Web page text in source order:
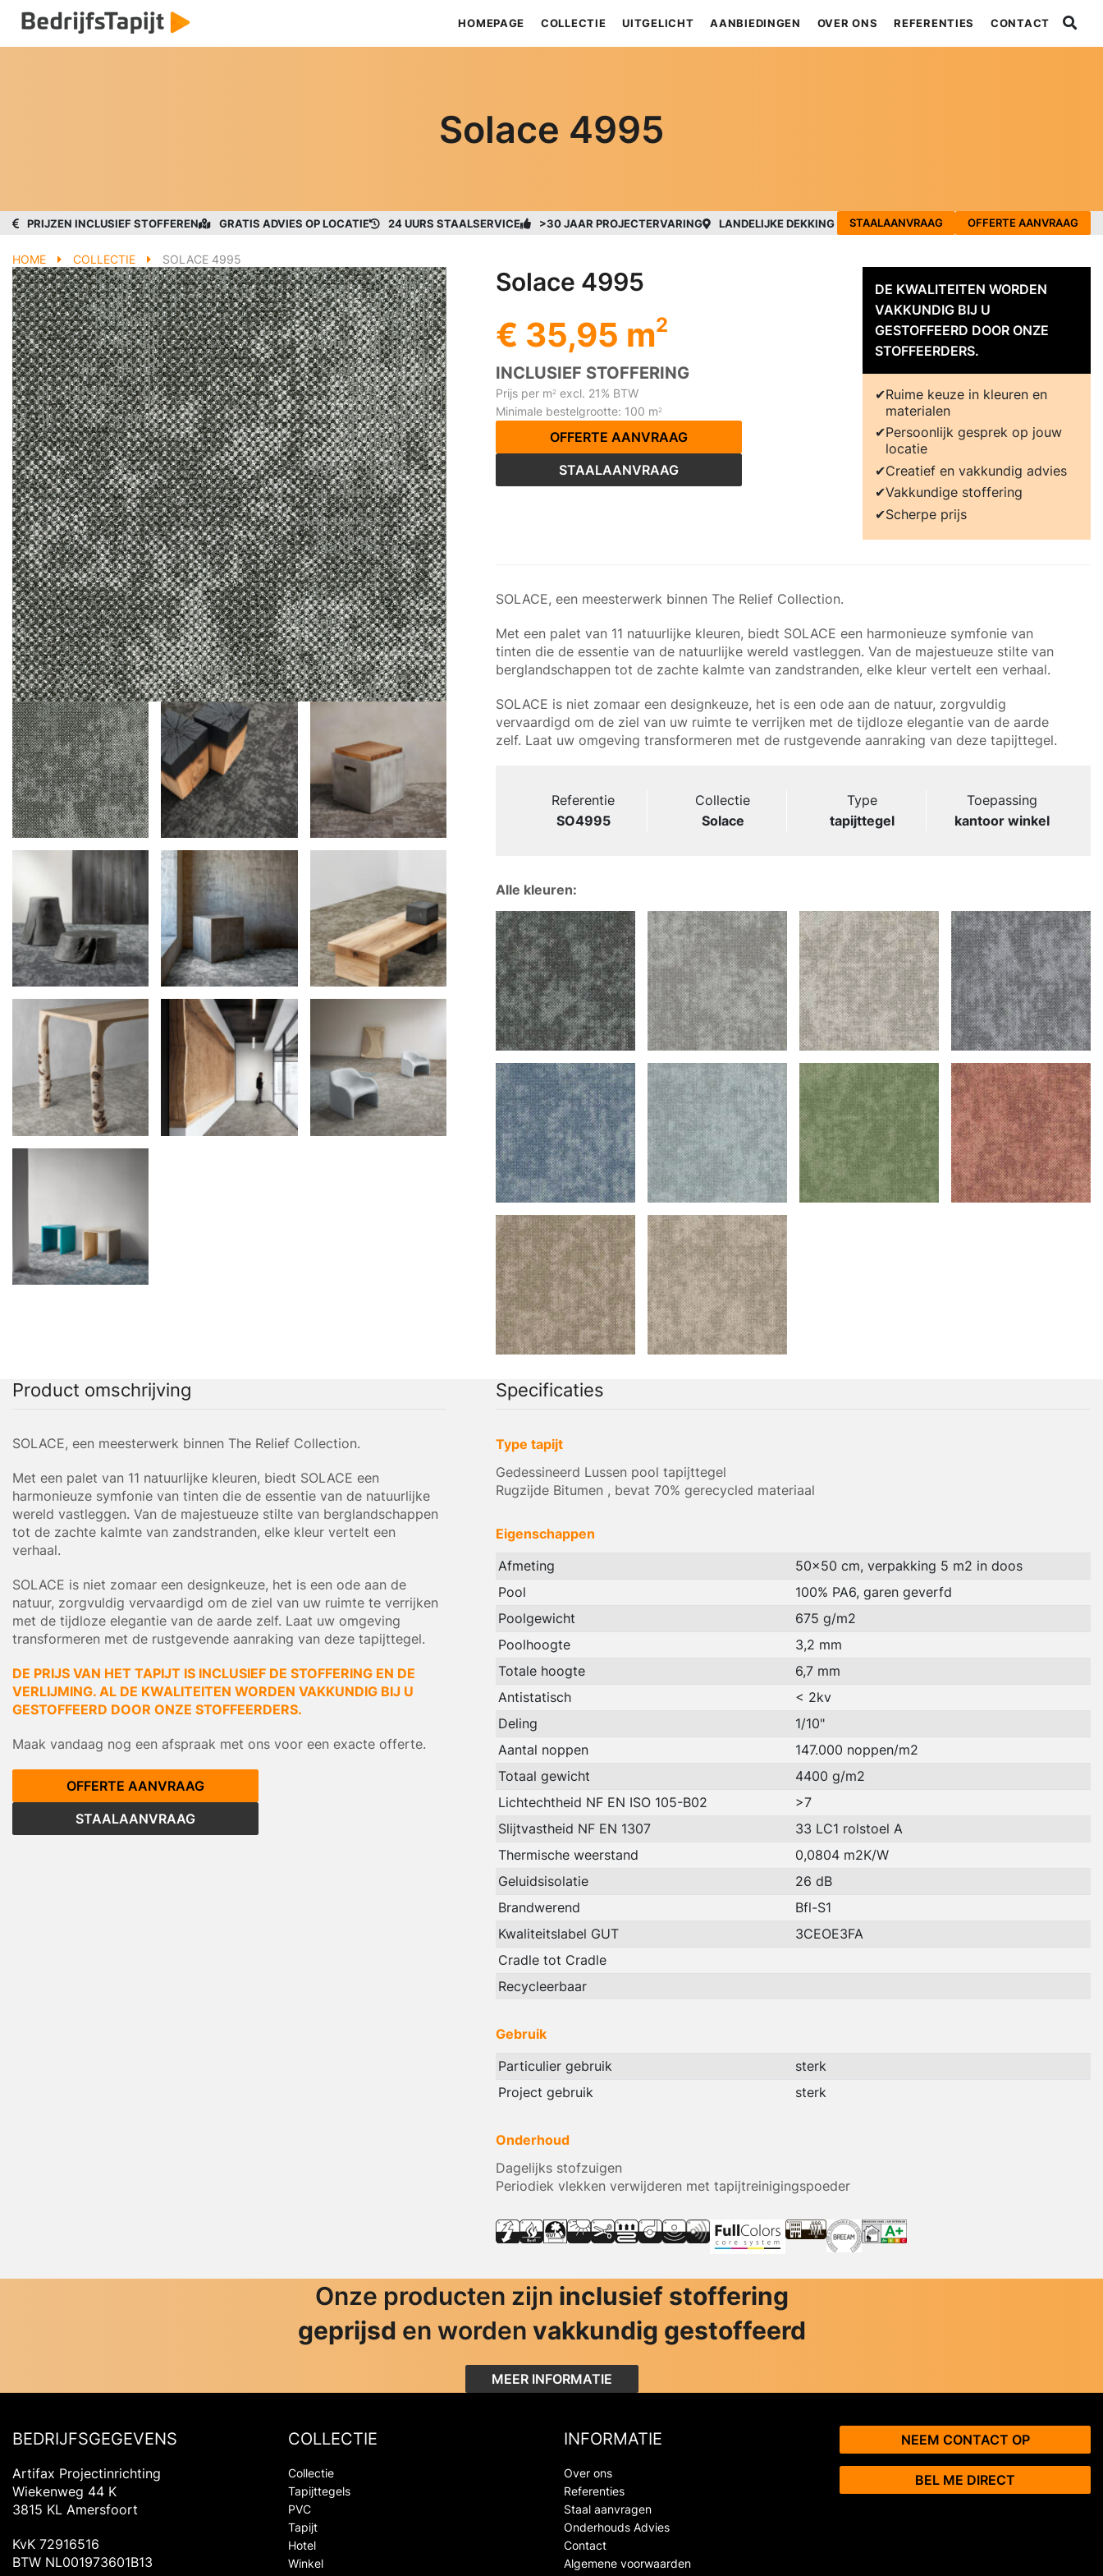
HOMEPAGE COLLECTIE UITGELICHT AANBIEDINGEN OVER ONS REFERENTIES CONTACT
Solace 4995
PRIJZEN INCLUSIEF STOFFEREN GRATIS ADVIES OP LOCATIE 24 UURS STAALSERVICE >30 JAAR PROJECTERVARING LANDELIJKE DEKKING STAALAANVRAAG OFFERTE AANVRAAG
HOME COLLECTIE SOLACE 4995
Solace 4995
€ 35,95 m2
INCLUSIEF STOFFERING
Prijs per m2 excl. 21% BTW
Minimale bestelgrootte: 100 m2
OFFERTE AANVRAAG
STAALAANVRAAG
DE KWALITEITEN WORDEN
VAKKUNDIG BIJ U
GESTOFFEERD DOOR ONZE
STOFFEERDERS.
Ruime keuze in kleuren en
materialen
Persoonlijk gesprek op jouw
locatie
Creatief en vakkundig advies
Vakkundige stoffering
Scherpe prijs
SOLACE, een meesterwerk binnen The Relief Collection.
Met een palet van 11 natuurlijke kleuren, biedt SOLACE een harmonieuze symfonie van
tinten die de essentie van de natuurlijke wereld vastleggen. Van de majestueuze stilte van
berglandschappen tot de zachte kalmte van zandstranden, elke kleur vertelt een verhaal.
SOLACE is niet zomaar een designkeuze, het is een ode aan de natuur, zorgvuldig
vervaardigd om de ziel van uw ruimte te verrijken met de tijdloze elegantie van de aarde
zelf. Laat uw omgeving transformeren met de rustgevende aanraking van deze tapijttegel.
Referentie
SO4995
Collectie
Solace
Type
tapijttegel
Toepassing
kantoor winkel
Alle kleuren:
Product omschrijving
SOLACE, een meesterwerk binnen The Relief Collection.
Met een palet van 11 natuurlijke kleuren, biedt SOLACE een
harmonieuze symfonie van tinten die de essentie van de natuurlijke
wereld vastleggen. Van de majestueuze stilte van berglandschappen
tot de zachte kalmte van zandstranden, elke kleur vertelt een
verhaal.
SOLACE is niet zomaar een designkeuze, het is een ode aan de
natuur, zorgvuldig vervaardigd om de ziel van uw ruimte te verrijken
met de tijdloze elegantie van de aarde zelf. Laat uw omgeving
transformeren met de rustgevende aanraking van deze tapijttegel.
DE PRIJS VAN HET TAPIJT IS INCLUSIEF DE STOFFERING EN DE
VERLIJMING. AL DE KWALITEITEN WORDEN VAKKUNDIG BIJ U
GESTOFFEERD DOOR ONZE STOFFEERDERS.
Maak vandaag nog een afspraak met ons voor een exacte offerte.
OFFERTE AANVRAAG
STAALAANVRAAG
Specificaties
Type tapijt
Gedessineerd Lussen pool tapijttegel
Rugzijde Bitumen , bevat 70% gerecycled materiaal
Eigenschappen
Afmeting
50x50 cm, verpakking 5 m2 in doos
Pool
100% PA6, garen geverfd
Poolgewicht
675 g/m2
Poolhoogte
3,2 mm
Totale hoogte
6,7 mm
Antistatisch
< 2kv
Deling
1/10"
Aantal noppen
147.000 noppen/m2
Totaal gewicht
4400 g/m2
Lichtechtheid NF EN ISO 105-B02
>7
Slijtvastheid NF EN 1307
33 LC1 rolstoel A
Thermische weerstand
0,0804 m2K/W
Geluidsisolatie
26 dB
Brandwerend
Bfl-S1
Kwaliteitslabel GUT
3CEOE3FA
Cradle tot Cradle
Recycleerbaar
Gebruik
Particulier gebruik
sterk
Project gebruik
sterk
Onderhoud
Dagelijks stofzuigen
Periodiek vlekken verwijderen met tapijtreinigingspoeder
Onze producten zijn inclusief stoffering
geprijsd en worden vakkundig gestoffeerd
MEER INFORMATIE
BEDRIJFSGEGEVENS
Artifax Projectinrichting
Wiekenweg 44 K
3815 KL Amersfoort
KvK 72916516
BTW NL001973601B13
COLLECTIE
Collectie
Tapijttegels
PVC
Tapijt
Hotel
Winkel
INFORMATIE
Over ons
Referenties
Staal aanvragen
Onderhouds Advies
Contact
Algemene voorwaarden
NEEM CONTACT OP
BEL ME DIRECT